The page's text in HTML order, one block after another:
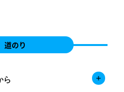
道のり
ら